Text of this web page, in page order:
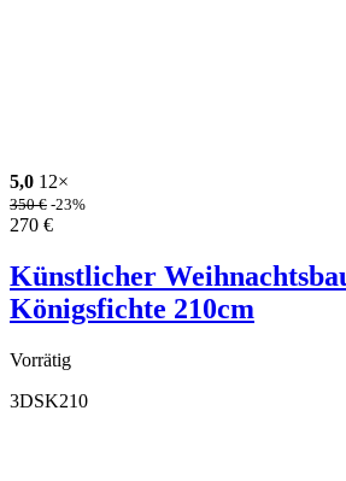
5,0 12×
350€ -23%
270 €
Künstlicher
Königsfichte 210cm
Vorrätig
3DSK210